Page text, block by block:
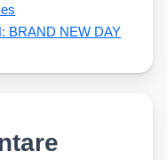
BRAND NEW DAY